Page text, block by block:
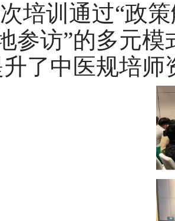
培训通过“政
参访”的多元
了中医规培师